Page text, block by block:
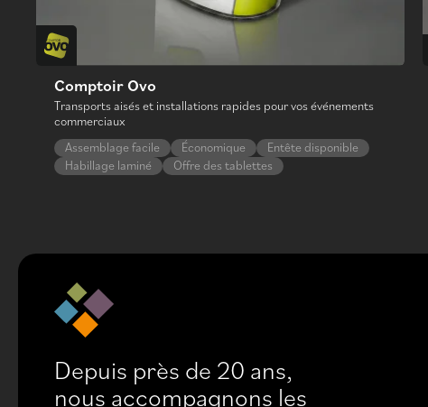
Comptoir Ovo
Transports aisés et installations rapides pour vos événements
commerciaux
Assemblage facile
Économique
Entête disponible
Habillage laminé
Offre des tablettes
Depuis près de 20 ans,
nous accompagnons les